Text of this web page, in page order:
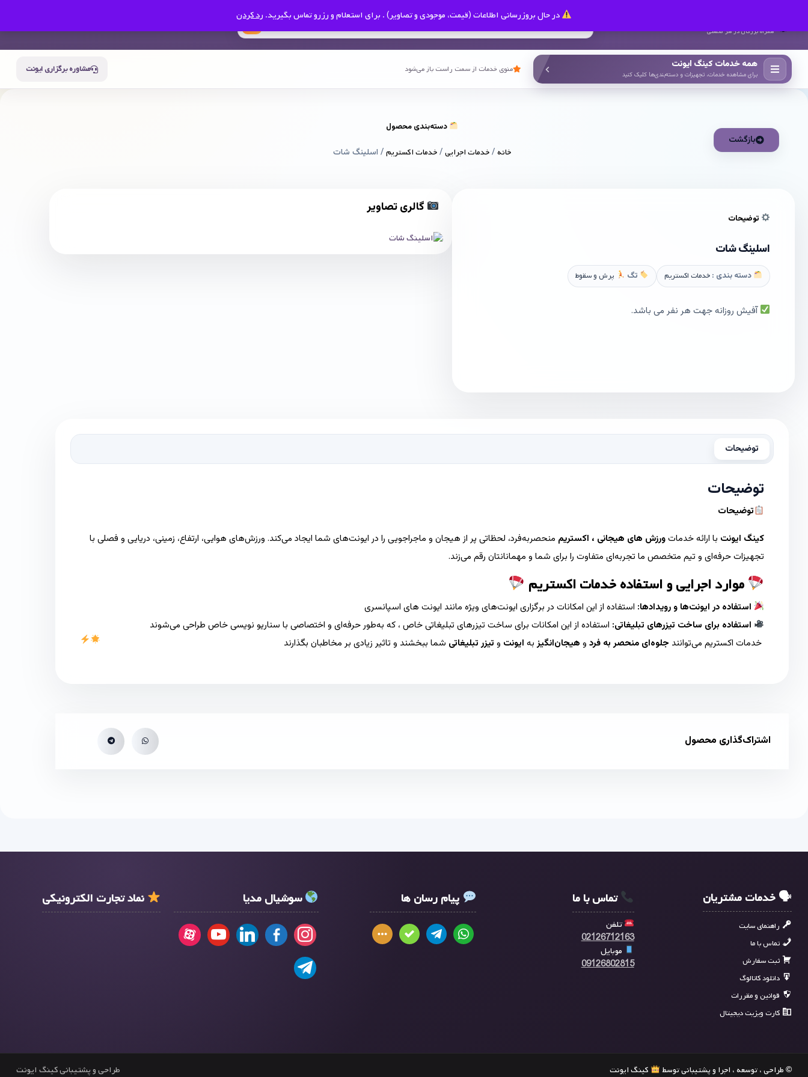
در حال بروزرسانی اطلاعات (قیمت، موجودی و تصاویر) . برای استعلام و رزرو تماس بگیرید. رد کردن
همراه بزرگان در هر صنعتی
همه خدمات کینگ ایونت
برای مشاهده خدمات، تجهیزات و دسته‌بندی‌ها کلیک کنید
منوی خدمات از سمت راست باز می‌شود مشاوره برگزاری ایونت
بازگشت
دسته‌بندی محصول
خانه/خدمات اجرایی/خدمات اکستریم/ اسلینگ شات
گالری تصاویر
توضیحات
اسلینگ شات
دسته بندی :خدمات اکستریم تگ پرش و سقوط
آفیش روزانه جهت هر نفر می باشد.
توضیحات
توضیحات
توضیحات
کینگ ایونت با ارائه خدماتورزش های هیجانی ، اکستریم منحصربه‌فرد، لحظاتی پر از هیجان و ماجراجویی را در ایونت‌های شما ایجاد می‌کند. ورزش‌های هوایی، ارتفاع، زمینی، دریایی و فصلی با
تجهیزات حرفه‌ای و تیم متخصص ما تجربه‌ای متفاوت را برای شما و مهمانانتان رقم می‌زند.
موارد اجرایی و استفاده خدمات اکستریم
استفاده در ایونت‌ها و رویدادها: استفاده از این امکانات در برگزاری ایونت‌های ویژه مانند ایونت های اسپانسری
استفاده برای ساخت تیزرهای تبلیغاتی: استفاده از این امکانات برای ساخت تیزرهای تبلیغاتی خاص ، که به‌طور حرفه‌ای و اختصاصی با سناریو نویسی خاص طراحی می‌شوند
خدمات اکستریم می‌توانند جلوه‌ای منحصر به فرد و هیجان‌انگیزبه ایونت‌ و تیزر تبلیغاتی شما ببخشند و تاثیر زیادی بر مخاطبان بگذارند
اشتراک‌گذاری محصول
🗣 خدمات مشتریان
راهنمای سایت
تماس با ما
ثبت سفارش
دانلود کاتالوگ
قوانین و مقررات
کارت ویزیت دیجیتال
تماس با ما
تلفن
02126712163
موبایل
09126802815
پیام رسان ها سوشیال مدیا نماد تجارت الکترونیکی
© طراحی ، توسعه ، اجرا و پشتیبانی توسط کینگ ایونت طراحی و پشتیبانی کینگ ایونت